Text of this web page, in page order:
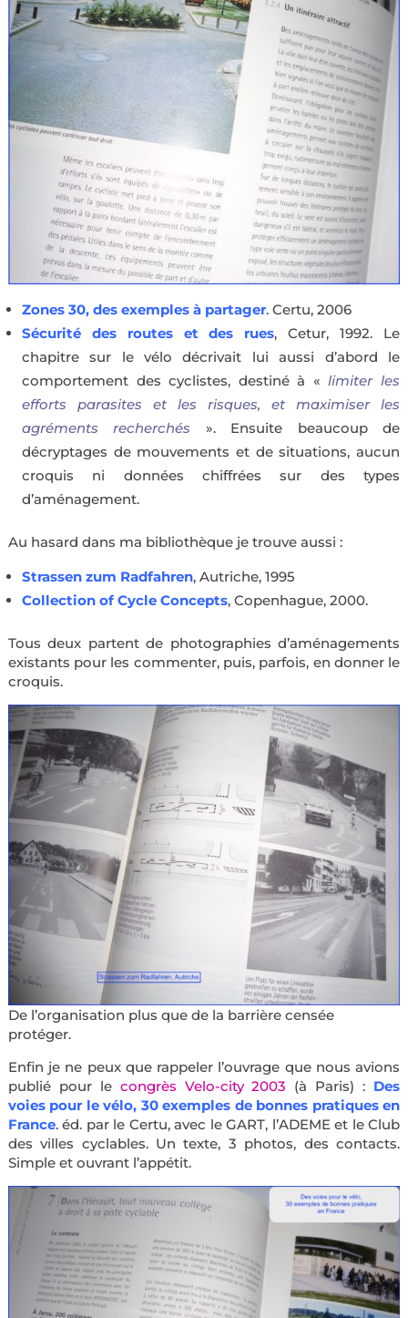
Zones 30, des exemples à partager. Certu, 2006
Sécurité des routes et des rues, Cetur, 1992. Le
chapitre sur le vélo décrivait lui aussi d’abord le
comportement des cyclistes, destiné à «limiter les
efforts parasites et les risques, et maximiser les
agréments recherchés ». Ensuite beaucoup de
décryptages de mouvements et de situations, aucun
croquis ni données chiffrées sur des types
d’aménagement.
Au hasard dans ma bibliothèque je trouve aussi :
Strassen zum Radfahren, Autriche, 1995
Collection of Cycle Concepts, Copenhague, 2000.
Tous deux partent de photographies d’aménagements
existants pour les commenter, puis, parfois, en donner le
croquis.
De l’organisation plus que de la barrière censée
protéger.
Enfin je ne peux que rappeler l’ouvrage que nous avions
publié pour le congrès Velo-city 2003 (à Paris) : Des
voies pour le vélo, 30 exemples de bonnes pratiques en
France. éd. par le Certu, avec le GART, l’ADEME et le Club
des villes cyclables. Un texte, 3 photos, des contacts.
Simple et ouvrant l’appétit.